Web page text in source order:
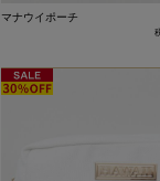
マナウイポーチ